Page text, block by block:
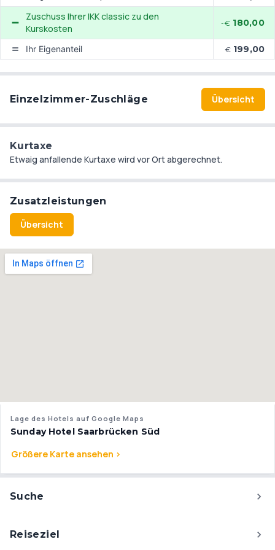
Zuschuss Ihrer IKK classic zu den
Kurskosten
-€ 180,00
Ihr Eigenanteil € 199,00
Einzelzimmer-Zuschläge Übersicht
Kurtaxe
Etwaig anfallende Kurtaxe wird vor Ort abgerechnet.
Zusatzleistungen
Übersicht
Lage des Hotels auf Google Maps
Sunday Hotel Saarbrücken Süd
Größere Karte ansehen >
Suche
Reiseziel